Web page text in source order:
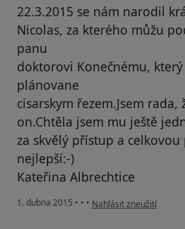
22.3.2015 se nám narodil
Nicolas, za kterého můžu
panu
doktorovi Konečnému,
plánovane
cisarskym řezem.Jsem
on.Chtěla jsem mu ještě
za skvělý přístup a celkovou
nejlepší:-)
Kateřina Albrechtice
1. dubna 2015 • • • podle názoru uživatele
Nahlásit zneužití